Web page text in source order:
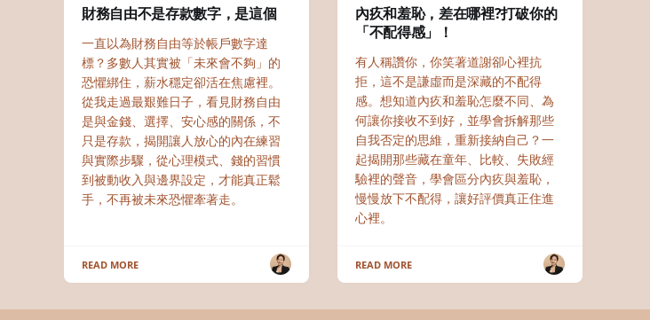
財務自由不是存款數字，是這個
一直以為財務自由等於帳戶數字達
標？多數人其實被「未來會不夠」的
恐懼綁住，薪水穩定卻活在焦慮裡。
從我走過最艱難日子，看見財務自由
是與金錢、選擇、安心感的關係，不
只是存款，揭開讓人放心的內在練習
與實際步驟，從心理模式、錢的習慣
到被動收入與邊界設定，才能真正鬆
手，不再被未來恐懼牽著走。
READ MORE
內疚和羞恥，差在哪裡?打破你的
「不配得感」！
有人稱讚你，你笑著道謝卻心裡抗
拒，這不是謙虛而是深藏的不配得
感。想知道內疚和羞恥怎麼不同、為
何讓你接收不到好，並學會拆解那些
自我否定的思維，重新接納自己？一
起揭開那些藏在童年、比較、失敗經
驗裡的聲音，學會區分內疚與羞恥，
慢慢放下不配得，讓好評價真正住進
心裡。
READ MORE